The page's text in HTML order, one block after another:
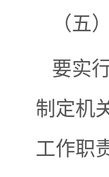
（五
要实
制定机
工作职